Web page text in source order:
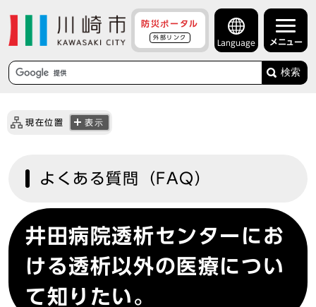
防災ポータル
外部リンク
Language メニュー
検索
現在位置 表示
よくある質問（FAQ）
井田病院透析センターにお
ける透析以外の医療につい
て知りたい。